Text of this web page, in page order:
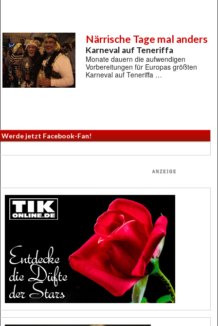
Närrische Tage mal anders
Karneval auf Teneriffa
Monate dauern die aufwendigen
Vorbereitungen für Europas größten
Karneval auf Teneriffa …
Werde jetzt Facebook-Fan!